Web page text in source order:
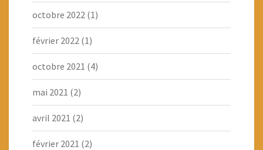
octobre 2022 (1)
février 2022 (1)
octobre 2021 (4)
mai 2021 (2)
avril 2021 (2)
février 2021 (2)